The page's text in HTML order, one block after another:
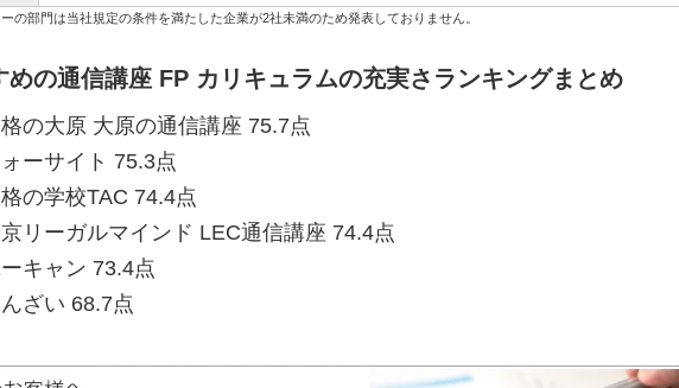
の部門は当社規定の条件を満たした企業が2社未満のため発表しておりません。
めの通信講座 FP カリキュラムの充実さランキングまとめ
の大原 大原の通信講座 75.7点
ーサイト 75.3点
の学校TAC 74.4点
リーガルマインド LEC通信講座 74.4点
キャン 73.4点
ざい 68.7点